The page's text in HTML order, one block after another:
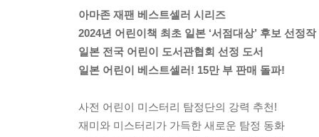
아마존 재팬 베스트셀러 시리즈
2024년 어린이책 최초 일본 ‘서점대상’ 후보 선정작
일본 전국 어린이 도서관협회 선정 도서
일본 어린이 베스트셀러! 15만 부 판매 돌파!
사전 어린이 미스터리 탐정단의 강력 추천!
재미와 미스터리가 가득한 새로운 탐정 동화